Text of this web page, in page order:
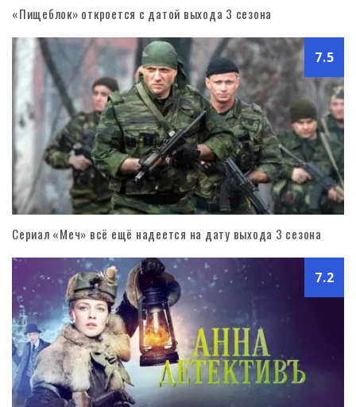
«Пищеблок» откроется с датой выхода 3 сезона
7.5
Сериал «Меч» всё ещё надеется на дату выхода 3 сезона
7.2